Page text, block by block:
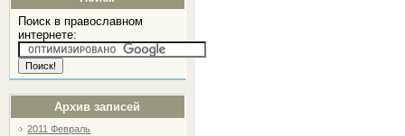
Поиск в православном
интернете:
Архив записей
2011 Февраль